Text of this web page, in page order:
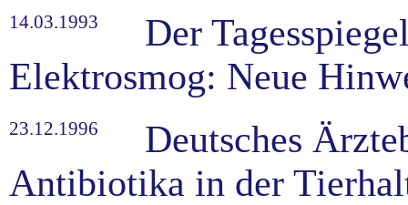
14.03.1993
Der
Elektrosmog: Neue
23.12.1996
Deutsches
Antibiotika in der